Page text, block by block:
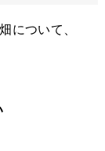
について、